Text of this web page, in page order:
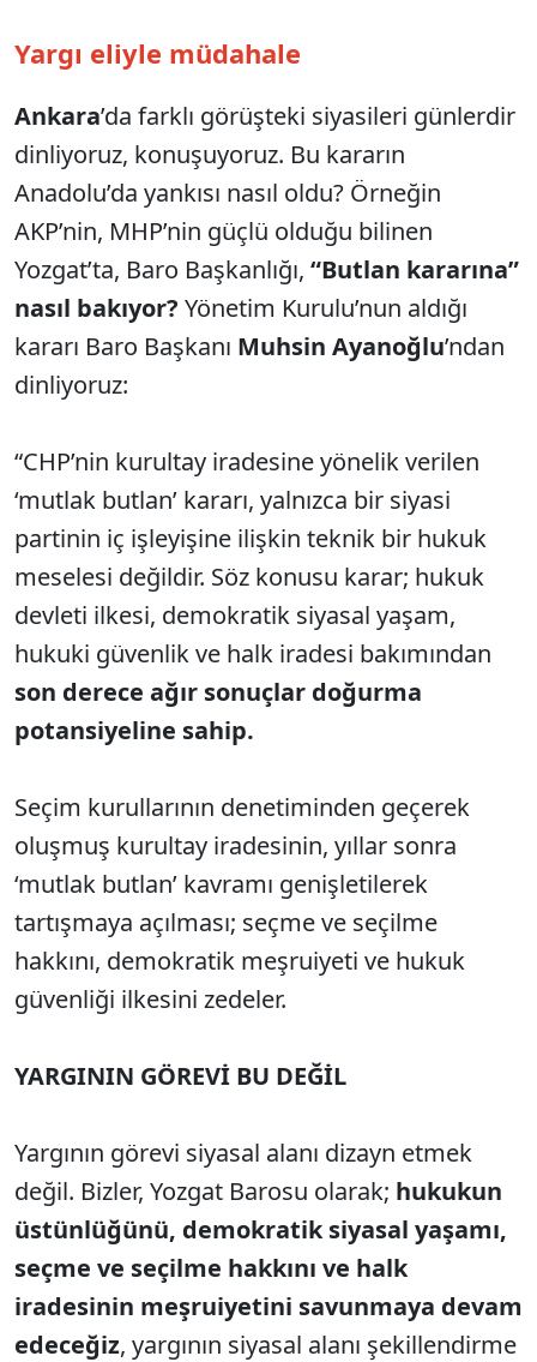
Yargı eliyle müdahale
Ankara’da farklı görüşteki siyasileri günlerdir
dinliyoruz, konuşuyoruz. Bu kararın
Anadolu’da yankısı nasıl oldu? Örneğin
AKP’nin, MHP’nin güçlü olduğu bilinen
Yozgat’ta, Baro Başkanlığı, “Butlan kararına”
nasıl bakıyor? Yönetim Kurulu’nun aldığı
kararı Baro Başkanı Muhsin Ayanoğlu’ndan
dinliyoruz:
“CHP’nin kurultay iradesine yönelik verilen
‘mutlak butlan’ kararı, yalnızca bir siyasi
partinin iç işleyişine ilişkin teknik bir hukuk
meselesi değildir. Söz konusu karar; hukuk
devleti ilkesi, demokratik siyasal yaşam,
hukuki güvenlik ve halk iradesi bakımından
son derece ağır sonuçlar doğurma
potansiyeline sahip.
Seçim kurullarının denetiminden geçerek
oluşmuş kurultay iradesinin, yıllar sonra
‘mutlak butlan’ kavramı genişletilerek
tartışmaya açılması; seçme ve seçilme
hakkını, demokratik meşruiyeti ve hukuk
güvenliği ilkesini zedeler.
YARGININ GÖREVİ BU DEĞİL
Yargının görevi siyasal alanı dizayn etmek
değil. Bizler, Yozgat Barosu olarak; hukukun
üstünlüğünü, demokratik siyasal yaşamı,
seçme ve seçilme hakkını ve halk
iradesinin meşruiyetini savunmaya devam
edeceğiz, yargının siyasal alanı şekillendirme